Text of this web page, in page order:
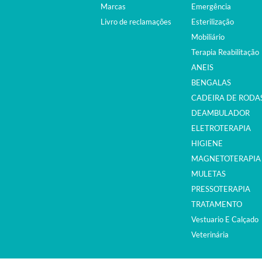
Marcas
Livro de reclamações
Emergência
Esterilização
Mobiliário
Terapia Reabilitação
ANEIS
BENGALAS
CADEIRA DE
DEAMBULADOR
ELETROTERAPIA
HIGIENE
MAGNETOTERAPIA
MULETAS
PRESSOTERAPIA
TRATAMENTO
Vestuario E Calçado
Veterinária